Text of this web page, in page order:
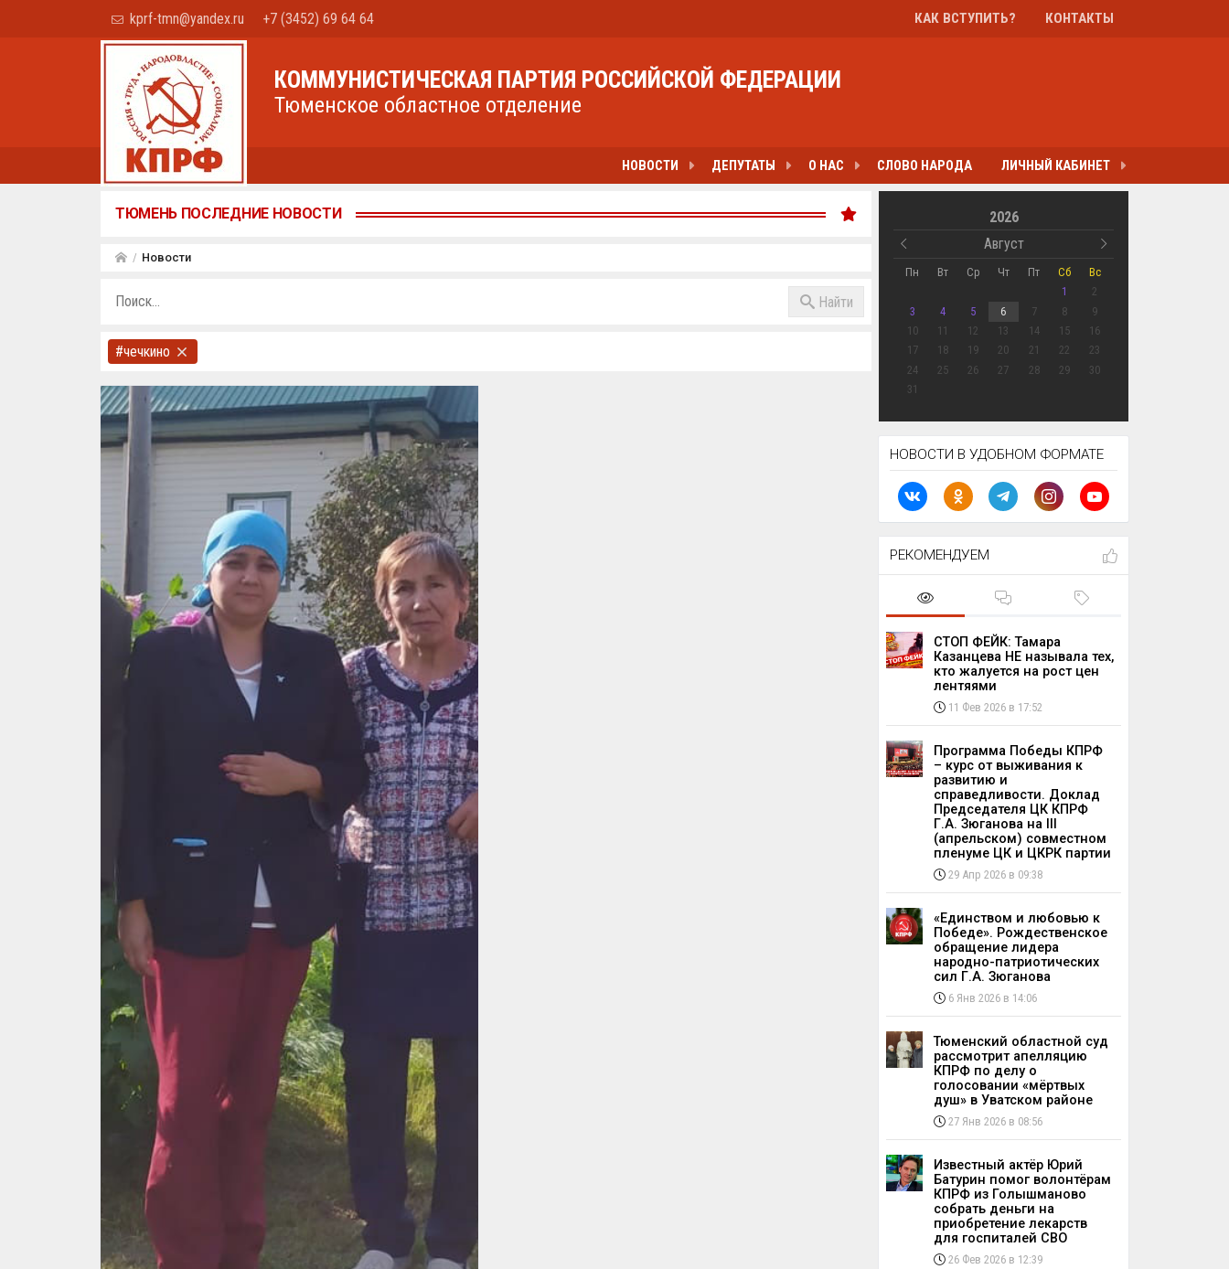
kprf-tmn@yandex.ru +7 (3452) 69 64 64 КАК ВСТУПИТЬ? КОНТАКТЫ
КОММУНИСТИЧЕСКАЯ ПАРТИЯ РОССИЙСКОЙ ФЕДЕРАЦИИ
Тюменское областное отделение
НОВОСТИ ДЕПУТАТЫ О НАС СЛОВО НАРОДА ЛИЧНЫЙ КАБИНЕТ
ТЮМЕНЬ ПОСЛЕДНИЕ НОВОСТИ
Новости
Найти
#чечкино
2026
Август
Пн Вт Ср Чт Пт Сб
Вс
1
2
3
4 5 6 7 8
9
10
11 12 13 14 15
16
17
18 19 20 21 22
23
24
25 26 27 28 29
30
31
НОВОСТИ В УДОБНОМ ФОРМАТЕ
РЕКОМЕНДУЕМ
СТОП ФЕЙК: Тамара
Казанцева НЕ называла тех,
кто жалуется на рост цен
лентяями
11 Фев 2026 в 17:52
Программа Победы КПРФ
– курс от выживания к
развитию и
справедливости. Доклад
Председателя ЦК КПРФ
Г.А. Зюганова на III
(апрельском) совместном
пленуме ЦК и ЦКРК партии
29 Апр 2026 в 09:38
«Единством и любовью к
Победе». Рождественское
обращение лидера
народно-патриотических
сил Г.А. Зюганова
6 Янв 2026 в 14:06
Тюменский областной суд
рассмотрит апелляцию
КПРФ по делу о
голосовании «мёртвых
душ» в Уватском районе
27 Янв 2026 в 08:56
Известный актёр Юрий
Батурин помог волонтёрам
КПРФ из Голышманово
собрать деньги на
приобретение лекарств
для госпиталей СВО
26 Фев 2026 в 12:39